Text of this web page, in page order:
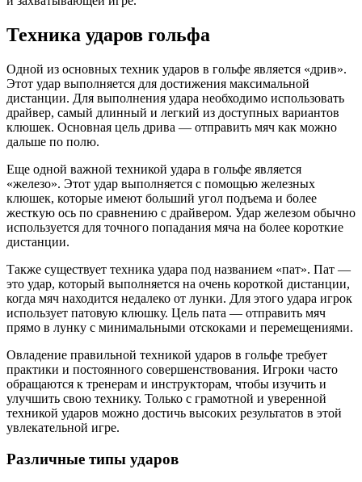
Техника ударов гольфа
Одной из основных техник ударов в гольфе является «дрив».
Этот удар выполняется для достижения максимальной
дистанции. Для выполнения удара необходимо использовать
драйвер, самый длинный и легкий из доступных вариантов
клюшек. Основная цель дрива — отправить мяч как можно
дальше по полю.
Еще одной важной техникой удара в гольфе является
«железо». Этот удар выполняется с помощью железных
клюшек, которые имеют больший угол подъема и более
жесткую ось по сравнению с драйвером. Удар железом обычно
используется для точного попадания мяча на более короткие
дистанции.
Также существует техника удара под названием «пат». Пат —
это удар, который выполняется на очень короткой дистанции,
когда мяч находится недалеко от лунки. Для этого удара игрок
использует патовую клюшку. Цель пата — отправить мяч
прямо в лунку с минимальными отскоками и перемещениями.
Овладение правильной техникой ударов в гольфе требует
практики и постоянного совершенствования. Игроки часто
обращаются к тренерам и инструкторам, чтобы изучить и
улучшить свою технику. Только с грамотной и уверенной
техникой ударов можно достичь высоких результатов в этой
увлекательной игре.
Различные типы ударов